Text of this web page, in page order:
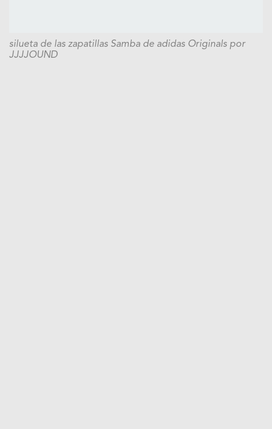
silueta de las zapatillas Samba de adidas Originals por
JJJJOUND